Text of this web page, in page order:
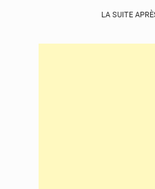
LA SUITE